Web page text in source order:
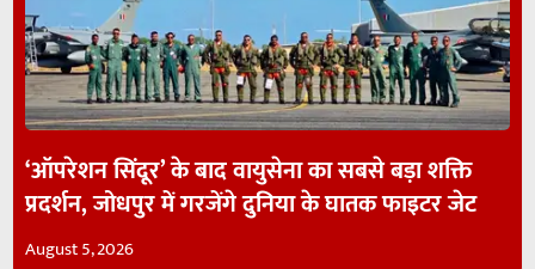
‘ऑपरेशन सिंदूर’ के बाद वायुसेना का सबसे बड़ा शक्ति
प्रदर्शन, जोधपुर में गरजेंगे दुनिया के घातक फाइटर जेट
August 5, 2026